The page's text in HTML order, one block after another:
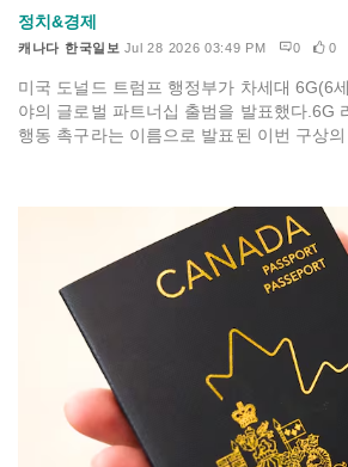
정치&경제
캐나다 한국일보 Jul 28 2026 03:49 PM 0 0
미국 도널드 트럼프 행정부가 차세대 6G(6
야의 글로벌 파트너십 출범을 발표했다.6G
행동 촉구라는 이름으로 발표된 이번 구상의